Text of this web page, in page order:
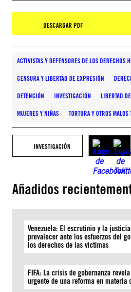
DESCARGAR PDF
ACTIVISTAS Y DEFENSORES DE LOS DERECHOS
CENSURA Y LIBERTAD DE EXPRESIÓN
DETENCIÓN INVESTIGACIÓN LIBERTAD
MUJERES Y NIÑAS TORTURA Y OTROS MALOS
INVESTIGACIÓN
Añadidos
Venezuela: El escrutinio y la
prevalecer ante los esfuerzos del
los derechos de las víctimas
FIFA: La crisis de gobernanza
urgente de una reforma en materia